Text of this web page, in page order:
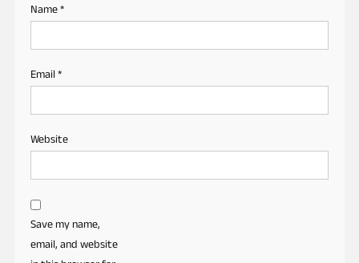
Name*
Email*
Website
Save my name,
email, and website